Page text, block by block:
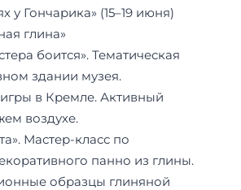
у Гончарика» (15–19 июня)
глина»
боится». Тематическая
здании музея.
игры в Кремле. Активный
воздухе.
Мастер-класс по
панно из глины.
образцы глиняной